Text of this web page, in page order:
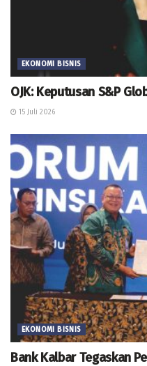
EKONOMI BISNIS
OJK: Keputusan S&P
15 Juli 2026
EKONOMI BISNIS
Bank Kalbar Tegaskan